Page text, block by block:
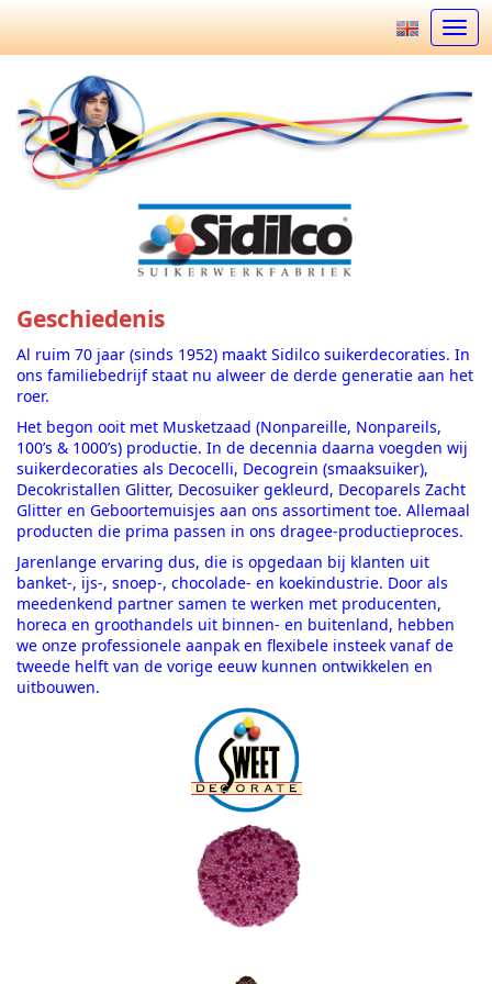
Geschiedenis
Al ruim 70 jaar (sinds 1952) maakt Sidilco suikerdecoraties. In
ons familiebedrijf staat nu alweer de derde generatie aan het
roer.
Het begon ooit met Musketzaad (Nonpareille, Nonpareils,
100’s & 1000’s) productie. In de decennia daarna voegden wij
suikerdecoraties als Decocelli, Decogrein (smaaksuiker),
Decokristallen Glitter, Decosuiker gekleurd, Decoparels Zacht
Glitter en Geboortemuisjes aan ons assortiment toe. Allemaal
producten die prima passen in ons dragee-productieproces.
Jarenlange ervaring dus, die is opgedaan bij klanten uit
banket-, ijs-, snoep-, chocolade- en koekindustrie. Door als
meedenkend partner samen te werken met producenten,
horeca en groothandels uit binnen- en buitenland, hebben
we onze professionele aanpak en flexibele insteek vanaf de
tweede helft van de vorige eeuw kunnen ontwikkelen en
uitbouwen.